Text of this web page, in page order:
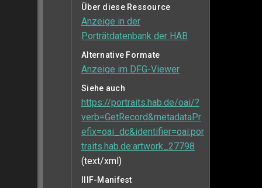
Über diese Ressource
Anzeige in der
Porträtdatenbank der HAB
Alternative Formate
Anzeige im DFG-Viewer
Siehe auch
https://portraits.hab.de/oai/?
verb=GetRecord&metadataPr
efix=oai_dc&identifier=oai:por
traits.hab.de:artwork_27798
(text/xml)
IIIF-Manifest